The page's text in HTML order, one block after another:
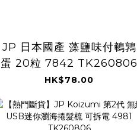
JP 日本國產 藻鹽味付鵪鶉
蛋 20粒 7842 TK260806
HK$78.00